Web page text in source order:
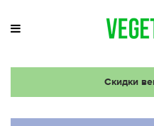
Скидки